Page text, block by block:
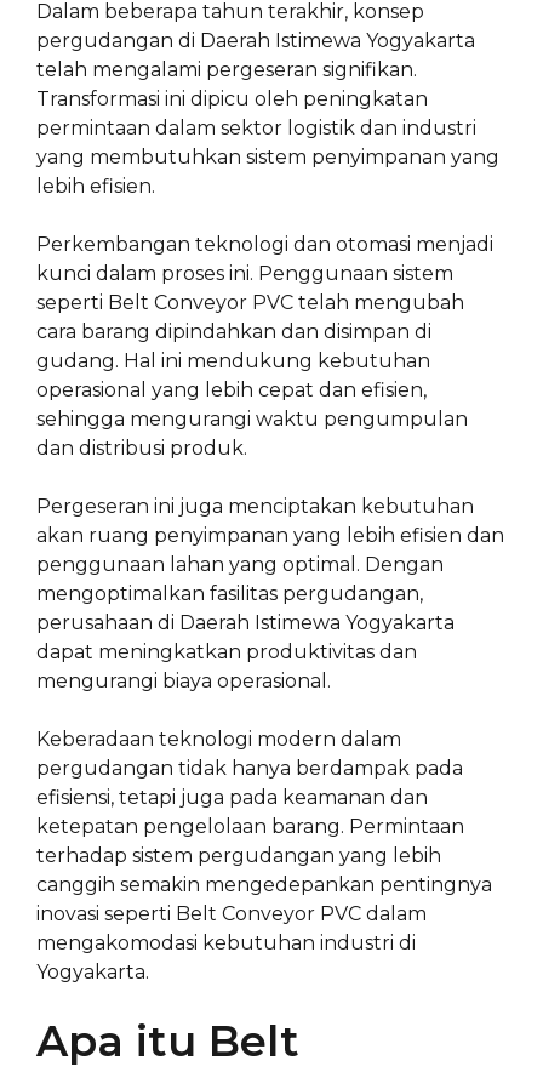
Dalam beberapa tahun terakhir, konsep
pergudangan di Daerah Istimewa Yogyakarta
telah mengalami pergeseran signifikan.
Transformasi ini dipicu oleh peningkatan
permintaan dalam sektor logistik dan industri
yang membutuhkan sistem penyimpanan yang
lebih efisien.
Perkembangan teknologi dan otomasi menjadi
kunci dalam proses ini. Penggunaan sistem
seperti Belt Conveyor PVC telah mengubah
cara barang dipindahkan dan disimpan di
gudang. Hal ini mendukung kebutuhan
operasional yang lebih cepat dan efisien,
sehingga mengurangi waktu pengumpulan
dan distribusi produk.
Pergeseran ini juga menciptakan kebutuhan
akan ruang penyimpanan yang lebih efisien dan
penggunaan lahan yang optimal. Dengan
mengoptimalkan fasilitas pergudangan,
perusahaan di Daerah Istimewa Yogyakarta
dapat meningkatkan produktivitas dan
mengurangi biaya operasional.
Keberadaan teknologi modern dalam
pergudangan tidak hanya berdampak pada
efisiensi, tetapi juga pada keamanan dan
ketepatan pengelolaan barang. Permintaan
terhadap sistem pergudangan yang lebih
canggih semakin mengedepankan pentingnya
inovasi seperti Belt Conveyor PVC dalam
mengakomodasi kebutuhan industri di
Yogyakarta.
Apa itu Belt